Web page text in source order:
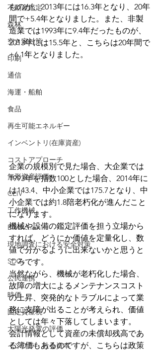
不動産鑑定
森林
空き家対策
印刷
通信
海運・船舶
食品
再生可能エネルギー
インベントリ(在庫資産)
コストアプローチ
無形資産評価
CEIV
工作機械
Blockchain
現地調査における安全対策
SDGs
公民連携
時価
固定資産税
太陽光発電の評価
インフラ・社会資本
ものが、2013年には16.3年となり、20年
間で+5.4年となりました。また、非製
造業では1993年に9.4年だったものが、
2013年には15.5年と、こちらは20年間で
+6.1年となりました。
企業の規模別で見た場合、大企業では
1993年を指数100とした場合、2014年に
は143.4、中小企業では175.7となり、中
小企業では約1.8陪老朽化が進んだこと
になります。
機械や設備の鑑定評価を担う立場から
すれば、どうにか価値を定量化し、数
値で分かるように出来ないかと思うと
ころです。
当然ながら、機械が老朽化した場合、
故障の増大によるメンテナンスコスト
の上昇、突発的なトラブルによって業
務に支障が出ることが考えられ、価値
としては年々下落してしまいます。
会計情報として資産の未償却残高であ
る簿価もあるのですが、こちらは政策